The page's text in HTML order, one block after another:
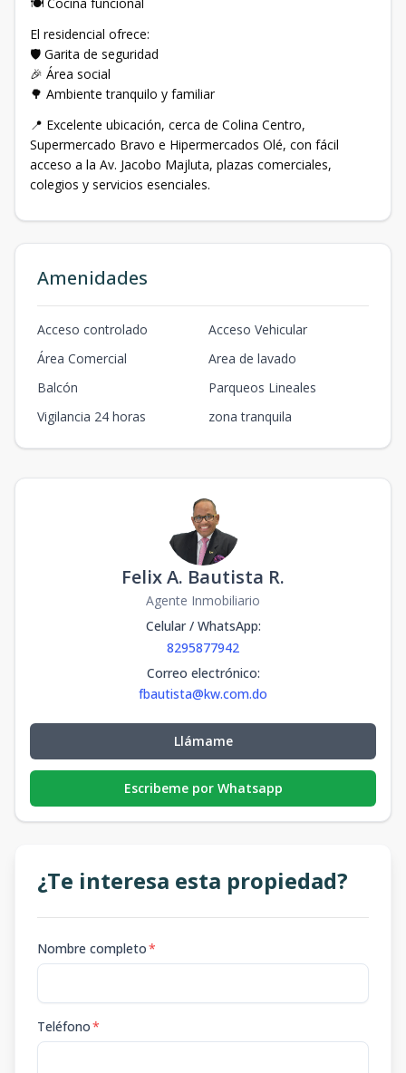
El residencial ofrece:
🛡️ Garita de seguridad
🎉 Área social
🌳 Ambiente tranquilo y familiar
📍 Excelente ubicación, cerca de Colina Centro,
Supermercado Bravo e Hipermercados Olé, con fácil
acceso a la Av. Jacobo Majluta, plazas comerciales,
colegios y servicios esenciales.
Amenidades
Acceso controlado
Acceso Vehicular
Área Comercial
Area de lavado
Balcón
Parqueos Lineales
Vigilancia 24 horas
zona tranquila
Felix A. Bautista R.
Agente Inmobiliario
Celular / WhatsApp:
8295877942
Correo electrónico:
fbautista@kw.com.do
Llámame
Escribeme por Whatsapp
¿Te interesa esta propiedad?
Nombre completo*
Teléfono*